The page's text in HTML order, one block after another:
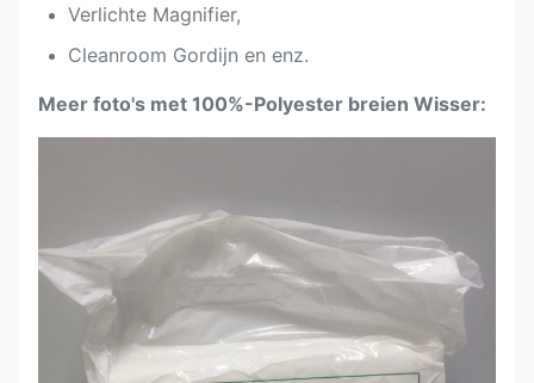
Verlichte Magnifier,
Cleanroom Gordijn en enz.
Meer foto's met 100%-Polyester breien Wisser: